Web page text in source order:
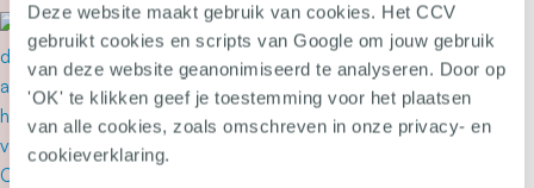
Deze website maakt gebruik van cookies. Het CCV
gebruikt cookies en scripts van Google om jouw gebruik
van deze website geanonimiseerd te analyseren. Door op
'OK' te klikken geef je toestemming voor het plaatsen
van alle cookies, zoals omschreven in onze privacy- en
cookieverklaring.
20 juli 2026
‘Drugslab in woonwijk is
levensgevaarlijk’